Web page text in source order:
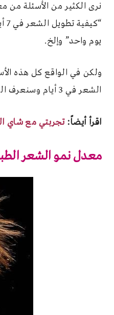
نرى الكثير من الأسئلة
يوم واحد” وإلخ.
ولكن في الواقع كل هذه
الشعر في 3 أيام وسنعرف السبب في السطور القادمة.
اقرأ أيضاً: تجربتي مع شاي
معدل نمو الشعر